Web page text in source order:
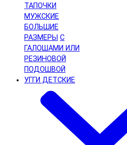
ТАПОЧКИ
МУЖСКИЕ
БОЛЬШИЕ
РАЗМЕРЫ С
ГАЛОШАМИ ИЛИ
РЕЗИНОВОЙ
ПОДОШВОЙ
УГГИ ДЕТСКИЕ